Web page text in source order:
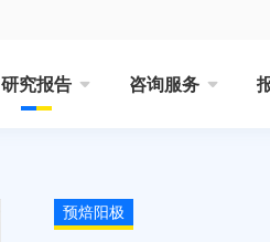
研究报告 咨询服务
预焙阳极